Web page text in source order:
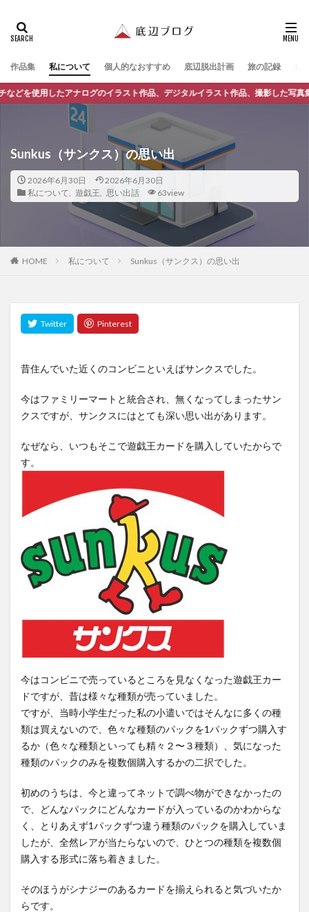
作品集 私について 個人的なおすすめ 底辺脱出計画 旅の記録
グのイラスト作品、デジタルイラスト作品、撮影した写真集などを展示して
Sunkus（サンクス）の思い出
2026年6月30日
2026年6月30日
私について
遊戯王 思い出話 63view
HOME 私について Sunkus（サンクス）の思い出
昔住んでいた近くのコンビニといえばサンクスでした。
今はファミリーマートと統合され、無くなってしまったサン
クスですが、サンクスにはとても深い思い出があります。
なぜなら、いつもそこで遊戯王カードを購入していたからで
す。
今はコンビニで売っているところを見なくなった遊戯王カー
ドですが、昔は様々な種類が売っていました。
ですが、当時小学生だった私の小遣いではそんなに多くの種
類は買えないので、色々な種類のパックを1パックずつ購入す
るか（色々な種類といっても精々２〜３種類）、気になった
種類のパックのみを複数個購入するかの二択でした。
初めのうちは、今と違ってネットで調べ物ができなかったの
で、どんなパックにどんなカードが入っているのかわからな
く、とりあえず1パックずつ違う種類のパックを購入していま
したが、全然レアが当たらないので、ひとつの種類を複数個
購入する形式に落ち着きました。
そのほうがシナジーのあるカードを揃えられると気づいたか
らです。